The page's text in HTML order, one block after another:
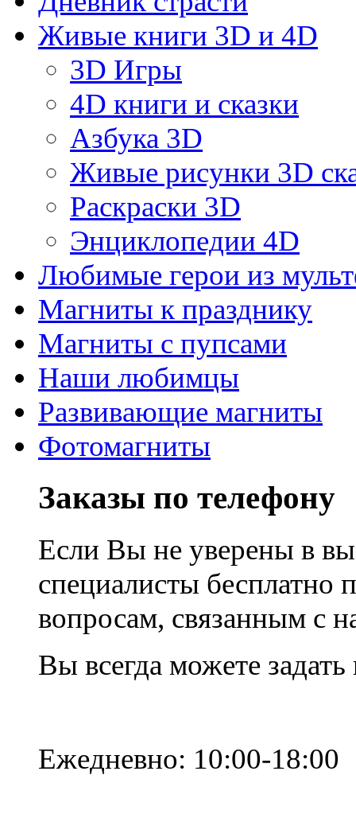
Живые книги 3D и 4D
3D Игры
4D книги и сказки
Азбука 3D
Живые рисунки 3D
Раскраски 3D
Энциклопедии 4D
Любимые герои из
Магниты к празднику
Магниты с пупсами
Наши любимцы
Развивающие магниты
Фотомагниты
Заказы по телефону
Если Вы не уверены в
специалисты
вопросам, связанным с
Вы всегда можете
Ежедневно: 10:00-18:00